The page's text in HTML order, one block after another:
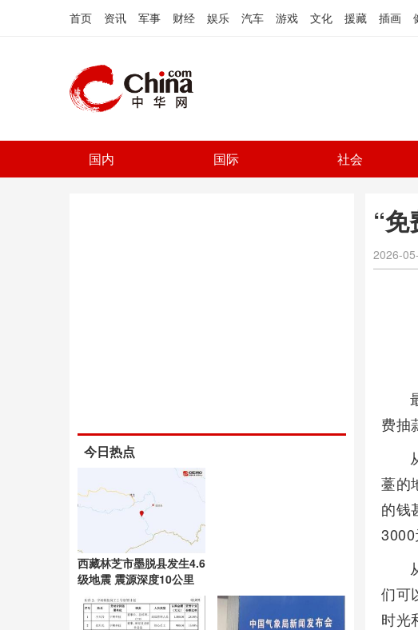
首页 资讯 军事 财经 娱乐 汽车 游戏 文化 援藏 插画
国内 国际 社会
“
2026-
费抽
薹的
的钱
3000
们可
时光
今日热点
西藏林芝市墨脱县发生4.6
级地震 震源深度10公里